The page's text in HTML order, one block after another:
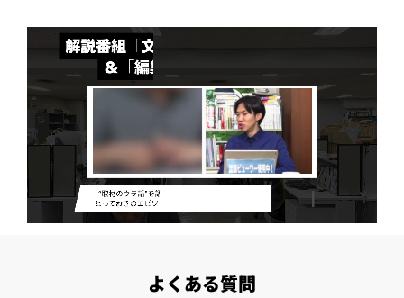
よくある質問